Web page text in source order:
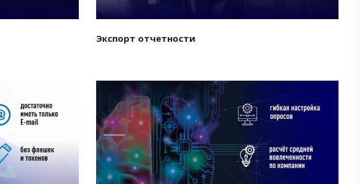
Экспорт отчетности
Смотреть проект